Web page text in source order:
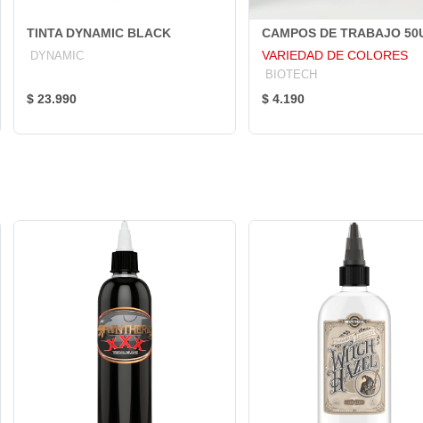
TINTA DYNAMIC BLACK
DYNAMIC
$ 23.990
CAMPOS DE TRABAJO
VARIEDAD DE COLORES
BIOTECH
$ 4.190